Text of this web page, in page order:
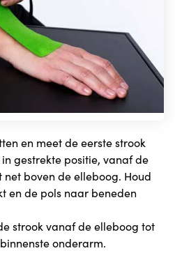
en meet de eerste strook
gestrekte positie, vanaf de
boven de elleboog. Houd
en de pols naar beneden
strook vanaf de elleboog tot
onderarm.